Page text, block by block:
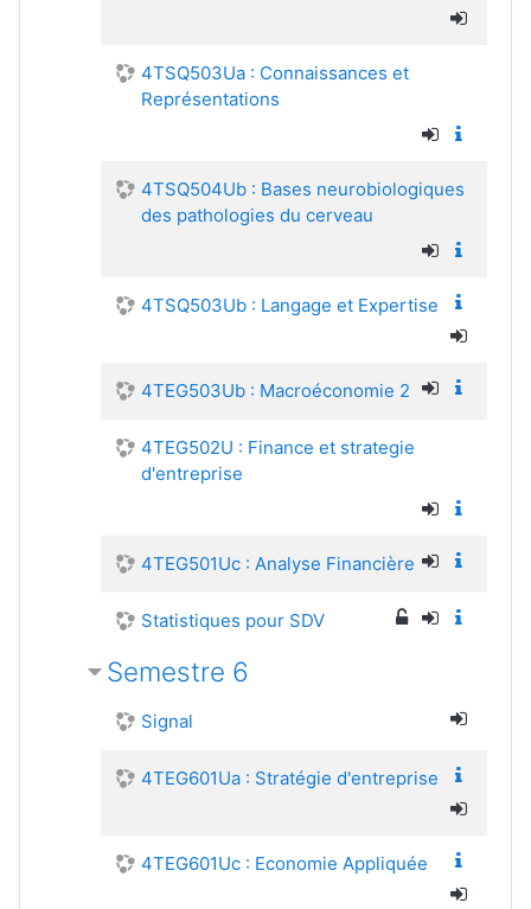
4TSQ503Ua : Connaissances et
Représentations
4TSQ504Ub : Bases neurobiologiques
des pathologies du cerveau
4TSQ503Ub : Langage et Expertise
4TEG503Ub : Macroéconomie 2
4TEG502U : Finance et strategie
d'entreprise
4TEG501Uc : Analyse Financière
Statistiques pour SDV
Semestre 6
Signal
4TEG601Ua : Stratégie d'entreprise
4TEG601Uc : Economie Appliquée